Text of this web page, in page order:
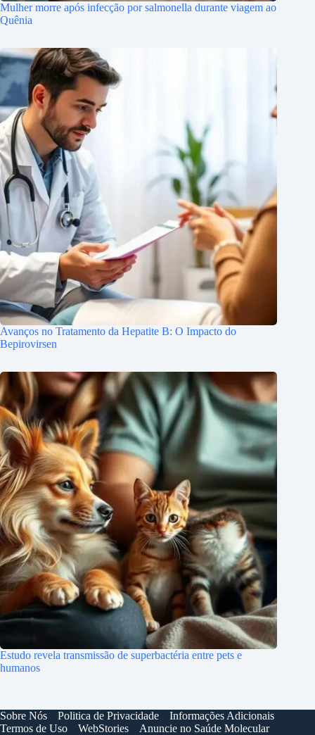
Mulher morre após infecção por salmonella durante viagem ao
Quênia
Avanços no Tratamento da Hepatite B: O Impacto do
Bepirovirsen
Estudo revela transmissão de superbactéria entre pets e
humanos
Sobre Nós Politica de Privacidade
Informações Adicionais
Termos de Uso
WebStories Anuncie no Saúde Molecular